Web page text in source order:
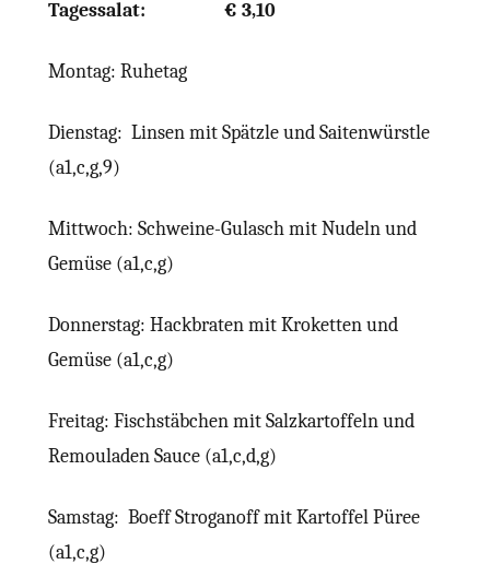
Tagessalat: € 3,10
Montag: Ruhetag
Dienstag: Linsen mit Spätzle und Saitenwürstle
(a1,c,g,9)
Mittwoch: Schweine-Gulasch mit Nudeln und
Gemüse (a1,c,g)
Donnerstag: Hackbraten mit Kroketten und
Gemüse (a1,c,g)
Freitag: Fischstäbchen mit Salzkartoffeln und
Remouladen Sauce (a1,c,d,g)
Samstag: Boeff Stroganoff mit Kartoffel Püree
(a1,c,g)